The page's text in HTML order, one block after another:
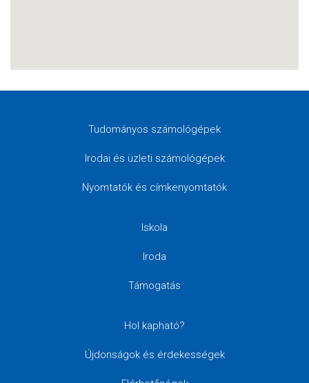
Tudományos számológépek
Irodai és üzleti számológépek
Nyomtatók és címkenyomtatók
Iskola
Iroda
Támogatás
Hol kapható?
Újdonságok és érdekességek